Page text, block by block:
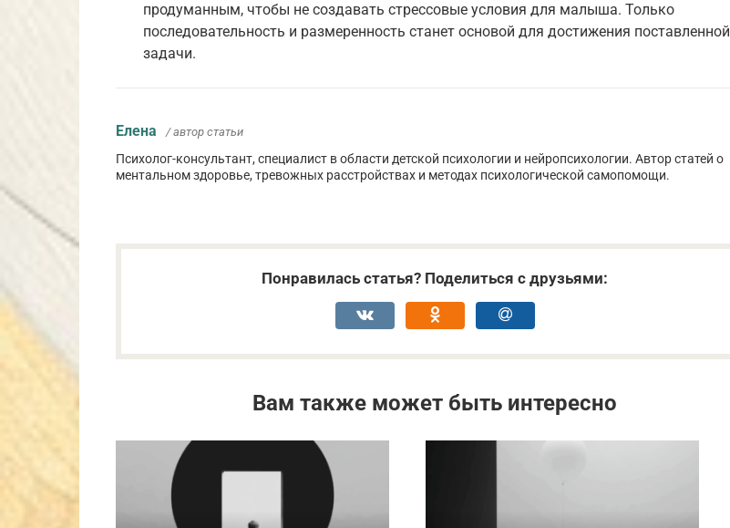
продуманным, чтобы не создавать стрессовые условия для малыша. Только
последовательность и размеренность станет основой для достижения поставленной
задачи.
Елена / автор статьи
Психолог-консультант, специалист в области детской психологии и нейропсихологии. Автор статей о
ментальном здоровье, тревожных расстройствах и методах психологической самопомощи.
Понравилась статья? Поделиться с друзьями:
Вам также может быть интересно